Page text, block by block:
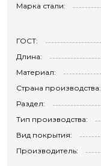
Марка стали:
ГОСТ:
Длина:
Материал:
Страна производства:
Раздел:
Тип производства:
Вид покрытия:
Производитель: